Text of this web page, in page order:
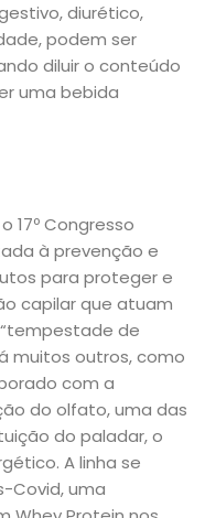
diurético,
podem ser
diluir o conteúdo
uma bebida
17º Congresso
à prevenção e
para proteger e
capilar que atuam
de
muitos outros, como
com a
do olfato, uma das
do paladar, o
A linha se
Covid, uma